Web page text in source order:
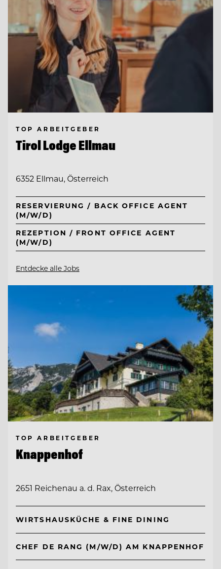
TOP ARBEITGEBER
Tirol Lodge Ellmau
6352 Ellmau, Österreich
RESERVIERUNG / BACK OFFICE AGENT
(M/W/D)
REZEPTION / FRONT OFFICE AGENT
(M/W/D)
Entdecke alle Jobs
TOP ARBEITGEBER
Knappenhof
2651 Reichenau a. d. Rax, Österreich
WIRTSHAUSKÜCHE & FINE DINING
CHEF DE RANG (M/W/D) AM KNAPPENHOF